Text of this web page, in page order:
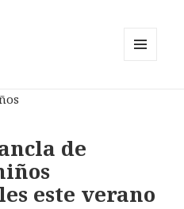
bebé,
OkaaSpain
–
de
este verano